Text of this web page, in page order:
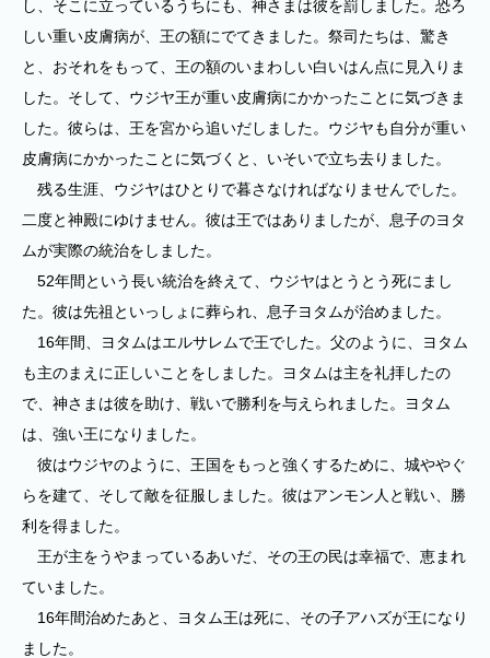
し、そこに立っているうちにも、神さまは彼を罰しました。恐ろ
しい重い皮膚病が、王の額にでてきました。祭司たちは、驚き
と、おそれをもって、王の額のいまわしい白いはん点に見入りま
した。そして、ウジヤ王が重い皮膚病にかかったことに気づきま
した。彼らは、王を宮から追いだしました。ウジヤも自分が重い
皮膚病にかかったことに気づくと、いそいで立ち去りました。
残る生涯、ウジヤはひとりで暮さなければなりませんでした。
二度と神殿にゆけません。彼は王ではありましたが、息子のヨタ
ムが実際の統治をしました。
52年間という長い統治を終えて、ウジヤはとうとう死にまし
た。彼は先祖といっしょに葬られ、息子ヨタムが治めました。
16年間、ヨタムはエルサレムで王でした。父のように、ヨタム
も主のまえに正しいことをしました。ヨタムは主を礼拝したの
で、神さまは彼を助け、戦いで勝利を与えられました。ヨタム
は、強い王になりました。
彼はウジヤのように、王国をもっと強くするために、城ややぐ
らを建て、そして敵を征服しました。彼はアンモン人と戦い、勝
利を得ました。
王が主をうやまっているあいだ、その王の民は幸福で、恵まれ
ていました。
16年間治めたあと、ヨタム王は死に、その子アハズが王になり
ました。